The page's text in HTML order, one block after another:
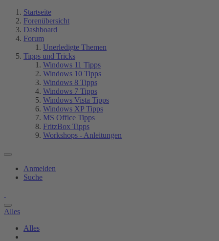
Startseite
Forenübersicht
Dashboard
Forum
Unerledigte Themen
Tipps und Tricks
Windows 11 Tipps
Windows 10 Tipps
Windows 8 Tipps
Windows 7 Tipps
Windows Vista Tipps
Windows XP Tipps
MS Office Tipps
FritzBox Tipps
Workshops - Anleitungen
Anmelden
Suche
Alles
Alles